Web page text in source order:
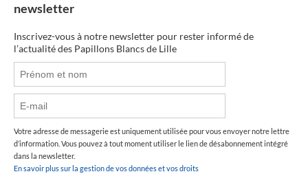
newsletter
Inscrivez-vous à notre newsletter pour rester informé de
l’actualité des Papillons Blancs de Lille
Votre adresse de messagerie est uniquement utilisée pour vous envoyer notre lettre
d’information. Vous pouvez à tout moment utiliser le lien de désabonnement intégré
dans la newsletter.
En savoir plus sur la gestion de vos données et vos droits